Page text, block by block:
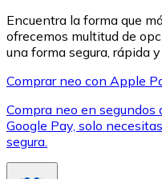
XRP
XRP
Encuentra la forma que
ofrecemos multitud de
una forma segura, rápida
Comprar neo con Apple
Compra neo en
Google Pay, solo
segura.